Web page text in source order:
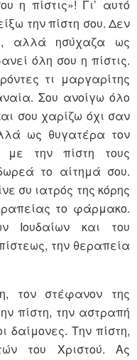
η πίστις»! Γι’ αυτό
την πίστη σου. Δεν
αλλά ησύχαζα ως
όλη σου η πίστις.
τι μαργαρίτης
Σου ανοίγω όλο
σου χαρίζω όχι σαν
ως θυγατέρα τον
με την πίστη τους
το αίτημά σου.
συ ιατρός της κόρης
το φάρμακο.
Ιουδαίων και του
την θεραπεία
τον στέφανον της
πίστη, την αστραπή
δαίμονες. Την πίστη,
του Χριστού. Ας